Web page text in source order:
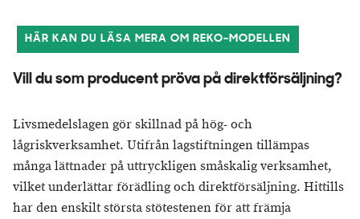
HÄR KAN DU LÄSA MERA OM REKO-MODELLEN
Vill du som producent pröva på direktförsäljning?
Livsmedelslagen gör skillnad på hög- och
lågriskverksamhet. Utifrån lagstiftningen tillämpas
många lättnader på uttryckligen småskalig verksamhet,
vilket underlättar förädling och direktförsäljning. Hittills
har den enskilt största stötestenen för att främja